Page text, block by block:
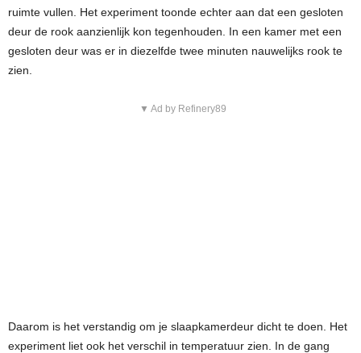
ruimte vullen. Het experiment toonde echter aan dat een gesloten
deur de rook aanzienlijk kon tegenhouden. In een kamer met een
gesloten deur was er in diezelfde twee minuten nauwelijks rook te
zien.
▼ Ad by Refinery89
Daarom is het verstandig om je slaapkamerdeur dicht te doen. Het
experiment liet ook het verschil in temperatuur zien. In de gang